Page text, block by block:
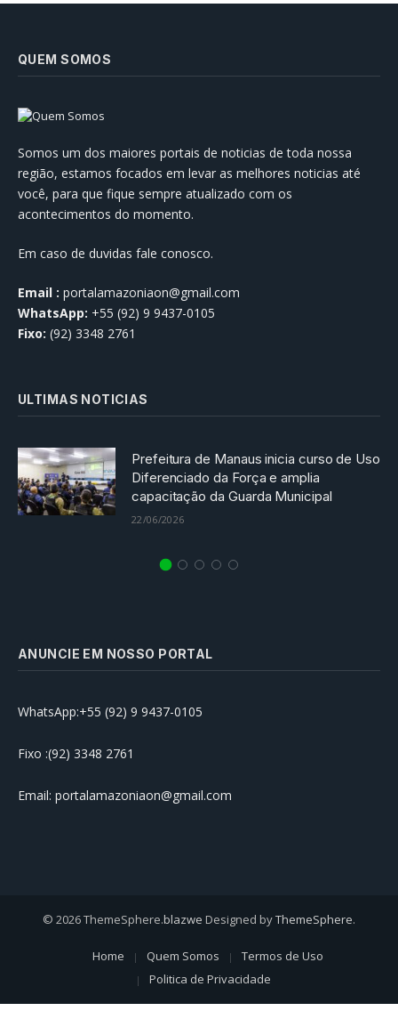
QUEM SOMOS
Somos um dos maiores portais de noticias de toda nossa
região, estamos focados em levar as melhores noticias até
você, para que fique sempre atualizado com os
acontecimentos do momento.
Em caso de duvidas fale conosco.
Email : portalamazoniaon@gmail.com
WhatsApp: +55 (92) 9 9437-0105
Fixo: (92) 3348 2761
ULTIMAS NOTICIAS
Prefeitura de Manaus inicia curso de Uso
Diferenciado da Força e amplia
capacitação da Guarda Municipal
22/06/2026
ANUNCIE EM NOSSO PORTAL
WhatsApp:+55 (92) 9 9437-0105
Fixo :(92) 3348 2761
Email: portalamazoniaon@gmail.com
© 2026 ThemeSphere.blazwe Designed byThemeSphere.
Home Quem Somos
Termos de Uso
Politica de Privacidade